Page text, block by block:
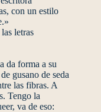
con un estilo
letras
da forma a su
gusano de seda
las fibras. A
Tengo la
va de eso: